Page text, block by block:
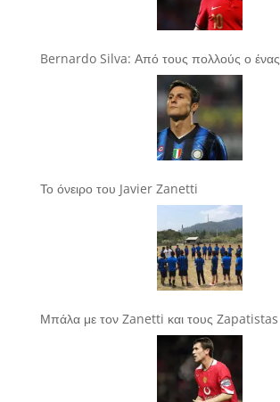
Bernardo Silva: Από τους πολλούς ο ένας
Το όνειρο του Javier Zanetti
Μπάλα με τον Zanetti και τους Zapatistas